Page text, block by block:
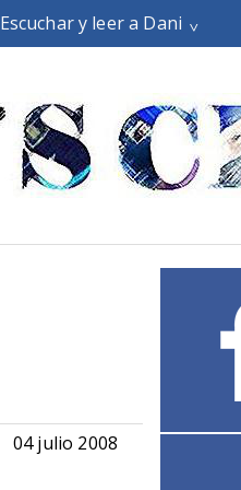
Escuchar y leer a Dani
04 julio 2008